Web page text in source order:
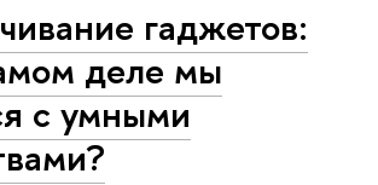
гаджетов:
деле мы
с умными